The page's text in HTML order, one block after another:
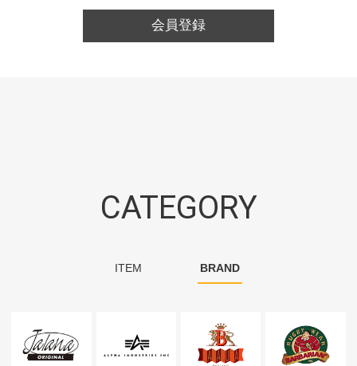
会員登録
CATEGORY
ITEM BRAND